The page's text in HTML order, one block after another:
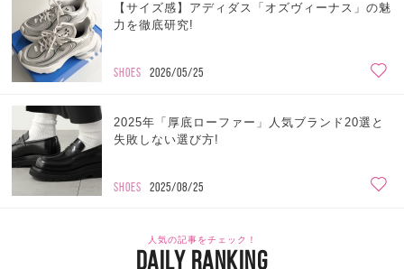
【サイズ感】アディダス「オズヴィーナス」の魅
力を徹底研究!
SHOES 2026/05/25
2025年「厚底ローファー」人気ブランド20選と
失敗しない選び方!
SHOES 2025/08/25
人気の記事をチェック！
DAILY RANKING